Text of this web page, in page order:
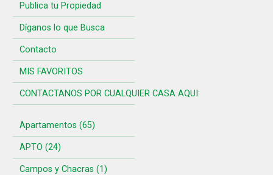
Publica tu Propiedad
Díganos lo que Busca
Contacto
MIS FAVORITOS
CONTACTANOS POR CUALQUIER CASA AQUI:
Apartamentos (65)
APTO (24)
Campos y Chacras (1)